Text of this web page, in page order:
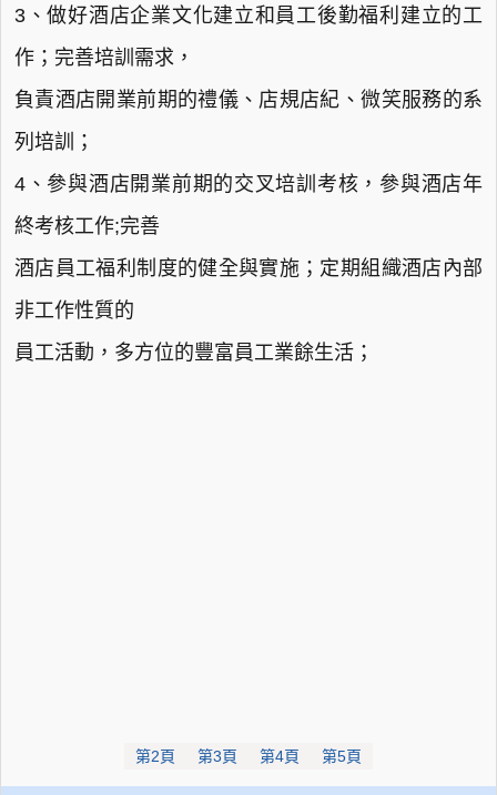
3、做好酒店企業文化建立和員工後勤福利建立的工
作；完善培訓需求，
負責酒店開業前期的禮儀、店規店紀、微笑服務的系
列培訓；
4、參與酒店開業前期的交叉培訓考核，參與酒店年
終考核工作;完善
酒店員工福利制度的健全與實施；定期組織酒店內部
非工作性質的
員工活動，多方位的豐富員工業餘生活；
第2頁 第3頁 第4頁 第5頁